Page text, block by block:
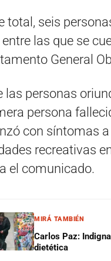
total, seis
las que se
General
las personas
persona
con síntomas
recreativas
el comunicado.
MIRÁ TAMBIÉN
Carlos Paz:
dietética